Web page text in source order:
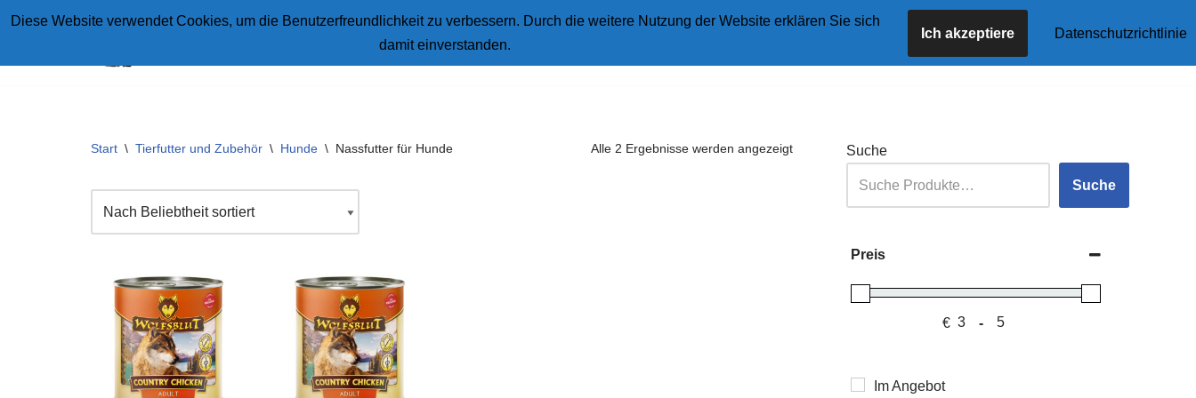
Shop Blog Kontakt
Start \ Tierfutter und Zubehör \ Hunde \ Nassfutter für Hunde Alle 2 Ergebnisse werden angezeigt Suche
Suche
Preis
€ -
Im Angebot
Diese Website verwendet Cookies, um die Benutzerfreundlichkeit zu verbessern. Durch die weitere Nutzung der Website erklären Sie sich
damit einverstanden.
Ich akzeptiere Datenschutzrichtlinie